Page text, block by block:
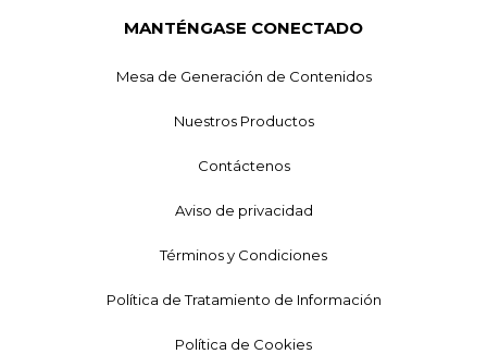
MANTÉNGASE CONECTADO
Mesa de Generación de Contenidos
Nuestros Productos
Contáctenos
Aviso de privacidad
Términos y Condiciones
Política de Tratamiento de Información
Política de Cookies